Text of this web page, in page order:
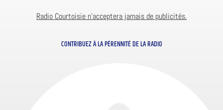
Radio Courtoisie n’acceptera jamais de publicités.
CONTRIBUEZ À LA PÉRENNITÉ DE LA RADIO